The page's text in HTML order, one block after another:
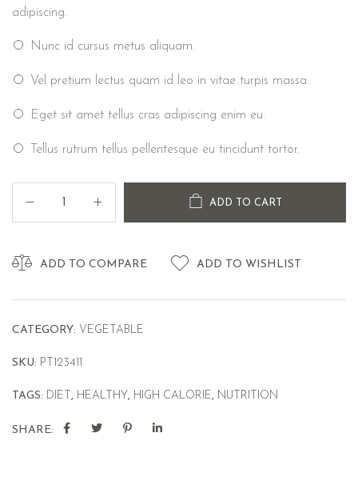
adipiscing.
Nunc id cursus metus aliquam.
Vel pretium lectus quam id leo in vitae turpis massa.
Eget sit amet tellus cras adipiscing enim eu.
Tellus rutrum tellus pellentesque eu tincidunt tortor.
ADD TO CART
ADD TO COMPARE ADD TO WISHLIST
CATEGORY: VEGETABLE
SKU: PT123411
TAGS: DIET , HEALTHY, HIGH CALORIE, NUTRITION
SHARE: